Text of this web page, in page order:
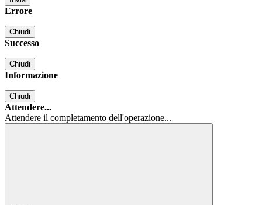
Errore
Chiudi
Successo
Chiudi
Informazione
Chiudi
Attendere...
Attendere il completamento dell'operazione...